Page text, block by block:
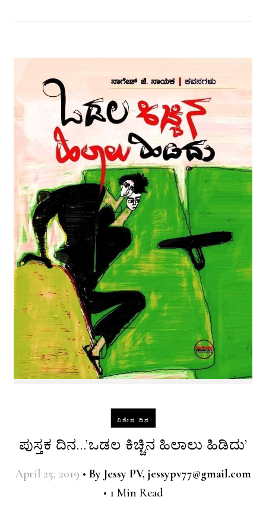
ವಿಶೇಷ ದಿನ
ಪುಸ್ತಕ ದಿನ…’ಒಡಲ ಕಿಚ್ಚಿನ ಹಿಲಾಲು ಹಿಡಿದು’
April 25, 2019 • By Jessy PV, jessypv77@gmail.com
• 1 Min Read